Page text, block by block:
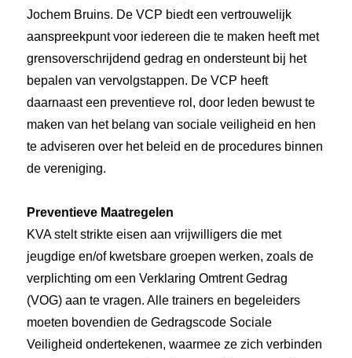
Jochem Bruins. De VCP biedt een vertrouwelijk
aanspreekpunt voor iedereen die te maken heeft met
grensoverschrijdend gedrag en ondersteunt bij het
bepalen van vervolgstappen. De VCP heeft
daarnaast een preventieve rol, door leden bewust te
maken van het belang van sociale veiligheid en hen
te adviseren over het beleid en de procedures binnen
de vereniging.
Preventieve Maatregelen
KVA stelt strikte eisen aan vrijwilligers die met
jeugdige en/of kwetsbare groepen werken, zoals de
verplichting om een Verklaring Omtrent Gedrag
(VOG) aan te vragen. Alle trainers en begeleiders
moeten bovendien de Gedragscode Sociale
Veiligheid ondertekenen, waarmee ze zich verbinden